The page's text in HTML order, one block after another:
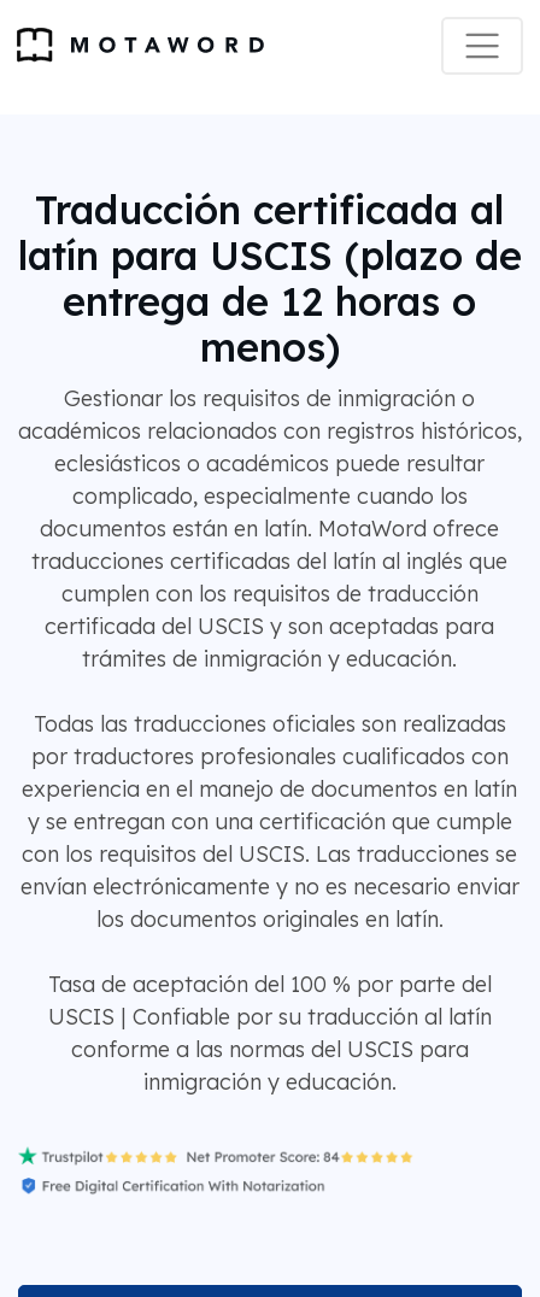
Traducción certificada al
latín para USCIS (plazo de
entrega de 12 horas o
menos)
Gestionar los requisitos de inmigración o
académicos relacionados con registros históricos,
eclesiásticos o académicos puede resultar
complicado, especialmente cuando los
documentos están en latín. MotaWord ofrece
traducciones certificadas del latín al inglés que
cumplen con los requisitos de traducción
certificada del USCIS y son aceptadas para
trámites de inmigración y educación.
Todas las traducciones oficiales son realizadas
por traductores profesionales cualificados con
experiencia en el manejo de documentos en latín
y se entregan con una certificación que cumple
con los requisitos del USCIS. Las traducciones se
envían electrónicamente y no es necesario enviar
los documentos originales en latín.
Tasa de aceptación del 100 % por parte del
USCIS | Confiable por su traducción al latín
conforme a las normas del USCIS para
inmigración y educación.